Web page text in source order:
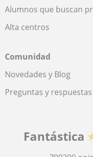
Alumnos que buscan
Alta centros
Comunidad
Novedades y Blog
Preguntas y respuestas
Fantástica